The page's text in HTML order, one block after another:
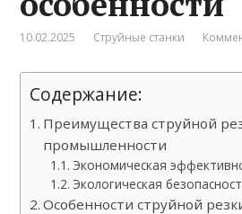
10.02.2025 Струйные станки
Содержание:
Преимущества струйной
промышленности
Экономическая
Экологическая
Особенности струйной